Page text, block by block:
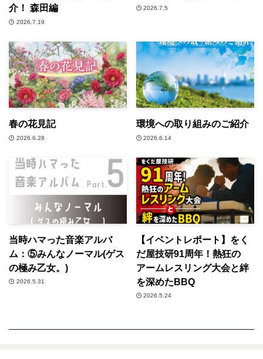
介！ 森田編
2026.7.19
2026.7.5
春の花見記
2026.6.28
環境への取り組みのご紹介
2026.6.14
当時ハマった音楽アルバ
ム：⑤みんなノーマル(ゲス
の極み乙女。)
2026.5.31
【イベントレポート】をく
だ屋技研91周年！熱狂の
アームレスリング大会と絆
を深めたBBQ
2026.5.24